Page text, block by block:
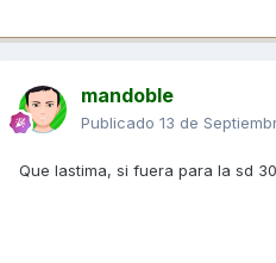
mandoble
Publicado 13 de
Que lastima, si fuera para la sd